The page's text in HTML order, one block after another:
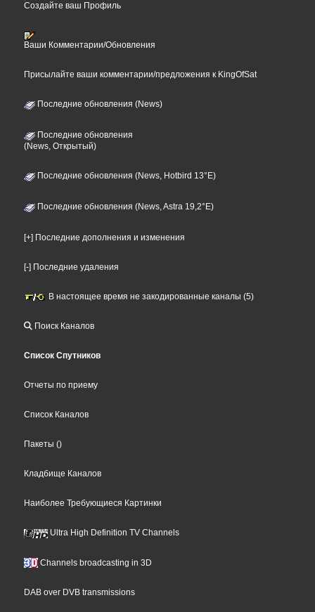
Создайте ваш Профиль
Ваши Комментарии/Обновления
Присылайте ваши комментарии/предложения к KingOfSat
Последние обновления (News)
Последние обновления
(News, Открытый)
Последние обновления (News, Hotbird 13°E)
Последние обновления (News, Astra 19,2°E)
[+] Последние дополнения и изменения
[-] Последние удаления
В настоящее время не закодированные каналы (5)
Поиск Каналов
Список Спутников
Отчеты по приему
Список Каналов
Пакеты ()
Кладбище Каналов
Наиболее Требующиеся Картинки
Ultra High Definition TV Channels
Channels broadcasting in 3D
DAB over DVB transmissions